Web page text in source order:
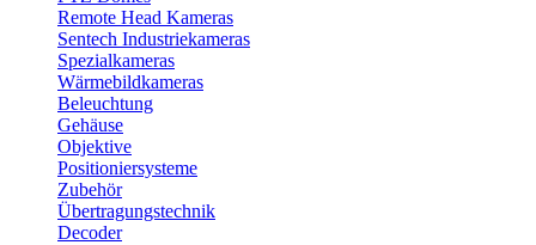
Remote Head Kameras
Sentech Industriekameras
Spezialkameras
Wärmebildkameras
Beleuchtung
Gehäuse
Objektive
Positioniersysteme
Zubehör
Übertragungstechnik
Decoder